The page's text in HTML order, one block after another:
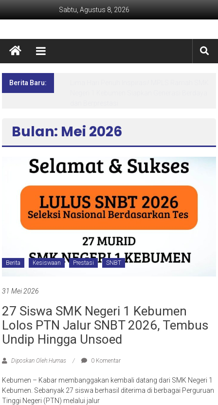
Sabtu, Agustus 8, 2026
Berita Baru:
Bulan: Mei 2026
Berita Kesiswaan Prestasi SNBT
31 Mei 2026
27 Siswa SMK Negeri 1 Kebumen
Lolos PTN Jalur SNBT 2026, Tembus
Undip Hingga Unsoed
Diposkan Oleh:Humas 0 Komentar
Kebumen – Kabar membanggakan kembali datang dari SMK Negeri 1
Kebumen. Sebanyak 27 siswa berhasil diterima di berbagai Perguruan
Tinggi Negeri (PTN) melalui jalur